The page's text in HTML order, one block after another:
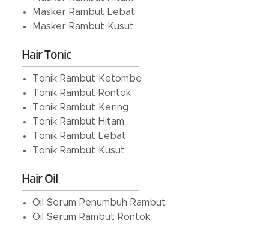
Masker Rambut Lebat
Masker Rambut Kusut
Hair Tonic
Tonik Rambut Ketombe
Tonik Rambut Rontok
Tonik Rambut Kering
Tonik Rambut Hitam
Tonik Rambut Lebat
Tonik Rambut Kusut
Hair Oil
Oil Serum Penumbuh Rambut
Oil Serum Rambut Rontok